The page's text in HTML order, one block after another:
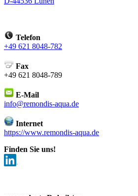
Telefon
+49 621 8048-782
Fax
+49 621 8048-789
E-Mail
info@remondis-aqua.de
Internet
https://www.remondis-aqua.de
Finden Sie uns!